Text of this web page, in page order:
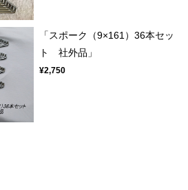
「スポーク（9×161）36本セッ
ト 社外品」
¥2,750